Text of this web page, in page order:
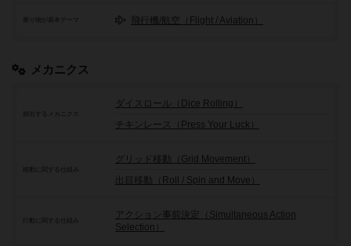
乗り物が基本テーマ 飛行機/航空（Flight / Aviation）
メカニクス
頻出するメカニクス
ダイスロール（Dice Rolling）
チキンレース（Press Your Luck）
移動に関する仕組み
グリッド移動（Grid Movement）
出目移動（Roll / Spin and Move）
行動に関する仕組み
アクション事前決定（Simultaneous Action
Selection）